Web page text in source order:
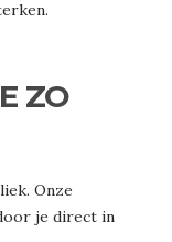
ZO
Onze
je direct in